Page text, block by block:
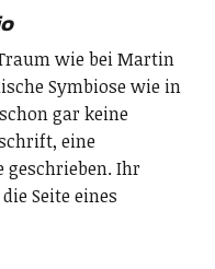
wie bei Martin
Symbiose wie in
gar keine
eine
geschrieben. Ihr
Seite eines